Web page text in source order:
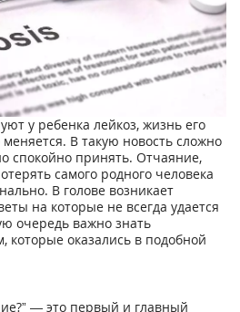
у ребенка лейкоз, жизнь его
В такую новость сложно
спокойно принять. Отчаяние,
самого родного человека
В голове возникает
на которые не всегда удается
очередь важно знать
которые оказались в подобной
— это первый и главный